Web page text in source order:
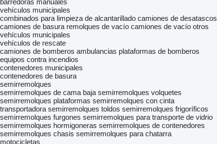
barredoras manuales
vehículos municipales
combinados para limpieza de alcantarillado camiones de desatascos
camiones de basura remolques de vacío camiones de vacío otros
vehículos municipales
vehículos de rescate
camiones de bomberos ambulancias plataformas de bomberos
equipos contra incendios
contenedores municipales
contenedores de basura
semirremolques
semirremolques de cama baja semirremolques volquetes
semirremolques plataformas semirremolques con cinta
transportadora semirremolques toldos semirremolques frigoríficos
semirremolques furgones semirremolques para transporte de vidrio
semirremolques hormigoneras semirremolques de contenedores
semirremolques chasis semirremolques para chatarra
motocicletas